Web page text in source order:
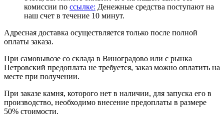
комиссии по ссылке: Денежные средства поступают на
наш счет в течение 10 минут.
Адресная доставка осуществляется только после полной
оплаты заказа.
При самовывозе со склада в Виноградово или с рынка
Петровский предоплата не требуется, заказ можно оплатить на
месте при получении.
При заказе камня, которого нет в наличии, для запуска его в
производство, необходимо внесение предоплаты в размере
50% стоимости.